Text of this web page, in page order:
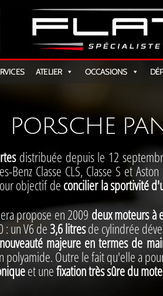
ATELIER OCCASIONS
PORSCHE
distribuée depuis le 12
Benz Classe CLS, Classe S et
objectif deconcilier la sportivité
propose en 2009 deux moteurs à
: un V6 de3,6 litresde cylindrée
nouveauté majeure en termes de
Outre le fait qu'elle a
et unefixation très sûre du